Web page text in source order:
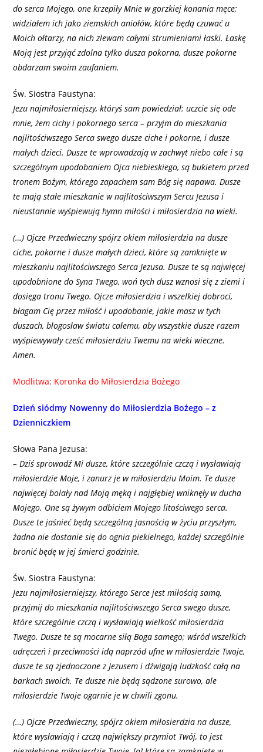
do serca Mojego, one krzepiły Mnie w gorzkiej konania męce;
widziałem ich jako ziemskich aniołów, które będą czuwać u
Moich ołtarzy, na nich zlewam całymi strumieniami łaski. Łaskę
Moją jest przyjąć zdolna tylko dusza pokorna, dusze pokorne
obdarzam swoim zaufaniem.
Św. Siostra Faustyna:
Jezu najmiłosierniejszy, któryś sam powiedział: uczcie się ode
mnie, żem cichy i pokornego serca – przyjm do mieszkania
najlitościwszego Serca swego dusze ciche i pokorne, i dusze
małych dzieci. Dusze te wprowadzają w zachwyt niebo całe i są
szczególnym upodobaniem Ojca niebieskiego, są bukietem przed
tronem Bożym, którego zapachem sam Bóg się napawa. Dusze
te mają stałe mieszkanie w najlitościwszym Sercu Jezusa i
nieustannie wyśpiewują hymn miłości i miłosierdzia na wieki.
(…) Ojcze Przedwieczny spójrz okiem miłosierdzia na dusze
ciche, pokorne i dusze małych dzieci, które są zamknięte w
mieszkaniu najlitościwszego Serca Jezusa. Dusze te są najwięcej
upodobnione do Syna Twego, woń tych dusz wznosi się z ziemi i
dosięga tronu Twego. Ojcze miłosierdzia i wszelkiej dobroci,
błagam Cię przez miłość i upodobanie, jakie masz w tych
duszach, błogosław światu całemu, aby wszystkie dusze razem
wyśpiewywały cześć miłosierdziu Twemu na wieki wieczne.
Amen.
Modlitwa: Koronka do Miłosierdzia Bożego
Dzień siódmy Nowenny do Miłosierdzia Bożego – z
Dzienniczkiem
Słowa Pana Jezusa:
– Dziś sprowadź Mi dusze, które szczególnie czczą i wysławiają
miłosierdzie Moje, i zanurz je w miłosierdziu Moim. Te dusze
najwięcej bolały nad Moją męką i najgłębiej wniknęły w ducha
Mojego. One są żywym odbiciem Mojego litościwego serca.
Dusze te jaśnieć będą szczególną jasnością w życiu przyszłym,
żadna nie dostanie się do ognia piekielnego, każdej szczególnie
bronić będę w jej śmierci godzinie.
Św. Siostra Faustyna:
Jezu najmiłosierniejszy, którego Serce jest miłością samą,
przyjmij do mieszkania najlitościwszego Serca swego dusze,
które szczególnie czczą i wysławiają wielkość miłosierdzia
Twego. Dusze te są mocarne siłą Boga samego; wśród wszelkich
udręczeń i przeciwności idą naprzód ufne w miłosierdzie Twoje,
dusze te są zjednoczone z Jezusem i dźwigają ludzkość całą na
barkach swoich. Te dusze nie będą sądzone surowo, ale
miłosierdzie Twoje ogarnie je w chwili zgonu.
(…) Ojcze Przedwieczny, spójrz okiem miłosierdzia na dusze,
które wysławiają i czczą największy przymiot Twój, to jest